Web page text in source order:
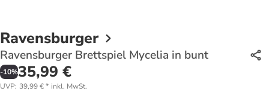
Ravensburger
Ravensburger Brettspiel Mycelia in bunt
-10%35,99 €
UVP: 39,99 €* inkl. MwSt.